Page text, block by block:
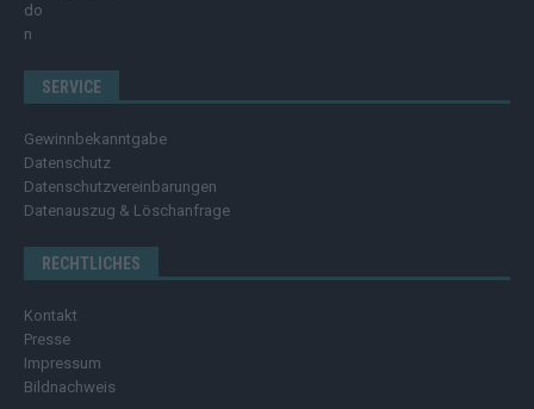
SERVICE
Gewinnbekanntgabe
Datenschutz
Datenschutzvereinbarungen
Datenauszug & Löschanfrage
RECHTLICHES
Kontakt
Presse
Impressum
Bildnachweis